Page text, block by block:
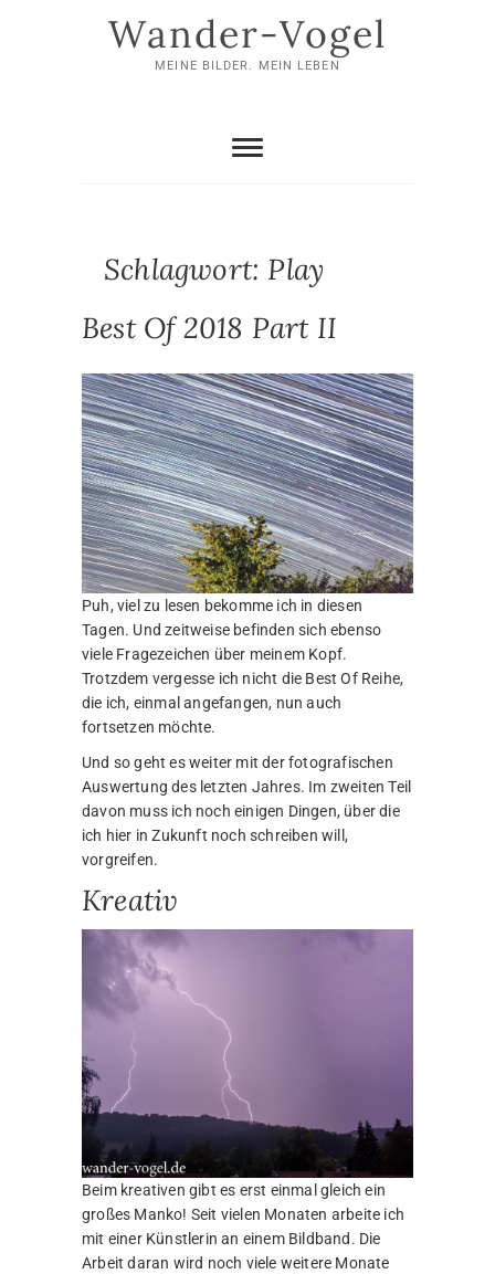
Wander-Vogel
MEINE BILDER. MEIN LEBEN
Schlagwort: Play
Best Of 2018 Part II
Puh, viel zu lesen bekomme ich in diesen
Tagen. Und zeitweise befinden sich ebenso
viele Fragezeichen über meinem Kopf.
Trotzdem vergesse ich nicht die Best Of Reihe,
die ich, einmal angefangen, nun auch
fortsetzen möchte.
Und so geht es weiter mit der fotografischen
Auswertung des letzten Jahres. Im zweiten Teil
davon muss ich noch einigen Dingen, über die
ich hier in Zukunft noch schreiben will,
vorgreifen.
Kreativ
Beim kreativen gibt es erst einmal gleich ein
großes Manko! Seit vielen Monaten arbeite ich
mit einer Künstlerin an einem Bildband. Die
Arbeit daran wird noch viele weitere Monate